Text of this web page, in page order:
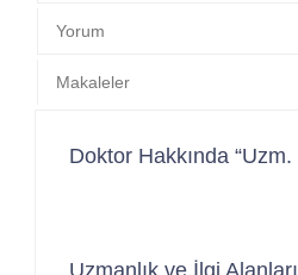
Yorum
Makaleler
Doktor Hakkında
Uzmanlık ve İlgi Alanları